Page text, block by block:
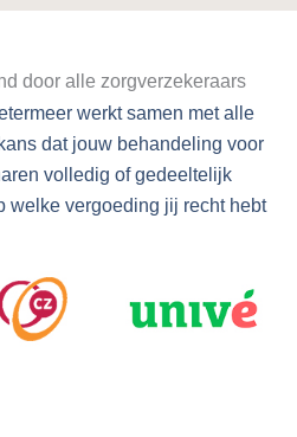
door alle zorgverzekeraars
werkt samen met alle
dat jouw behandeling voor
volledig of gedeeltelijk
welke vergoeding jij recht hebt